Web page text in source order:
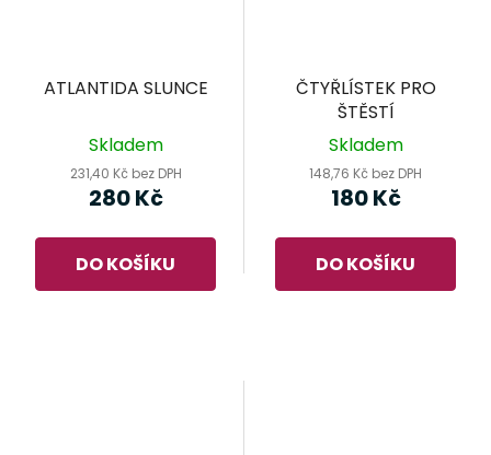
ATLANTIDA SLUNCE
Skladem
231,40 Kč bez DPH
280 Kč
DO KOŠÍKU
ČTYŘLÍSTEK PRO
ŠTĚSTÍ
Skladem
148,76 Kč bez DPH
180 Kč
DO KOŠÍKU